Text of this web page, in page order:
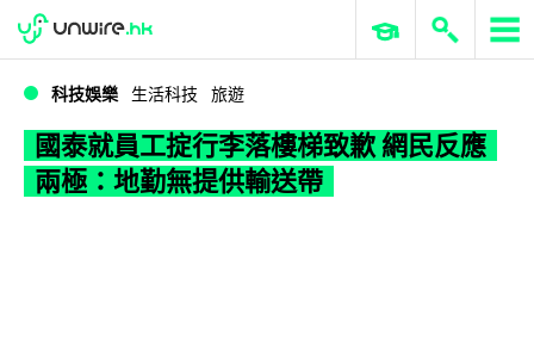
WWDC 2026 ERP 與商業 AI
科技娛樂 生活科技 旅遊
國泰就員工掟行李落樓梯致歉 網民反應
兩極：地勤無提供輸送帶